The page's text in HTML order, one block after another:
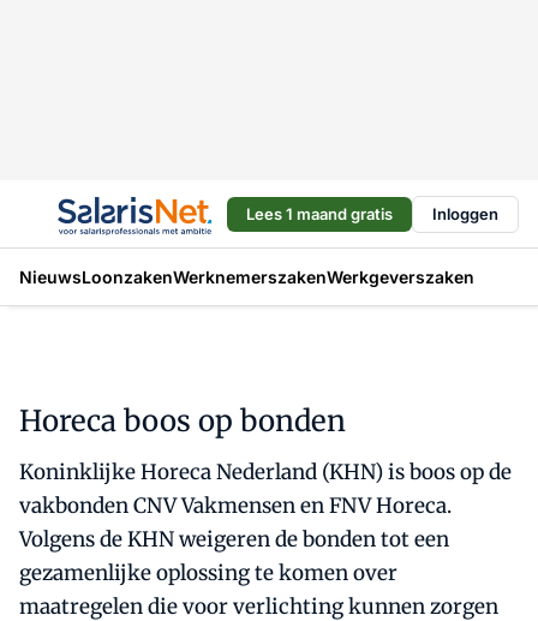
Lees 1 maand gratis Inloggen
NieuwsLoonzakenWerknemerszakenWerkgeverszaken
Horeca boos op bonden
Koninklijke Horeca Nederland (KHN) is boos op de
vakbonden CNV Vakmensen en FNV Horeca.
Volgens de KHN weigeren de bonden tot een
gezamenlijke oplossing te komen over
maatregelen die voor verlichting kunnen zorgen